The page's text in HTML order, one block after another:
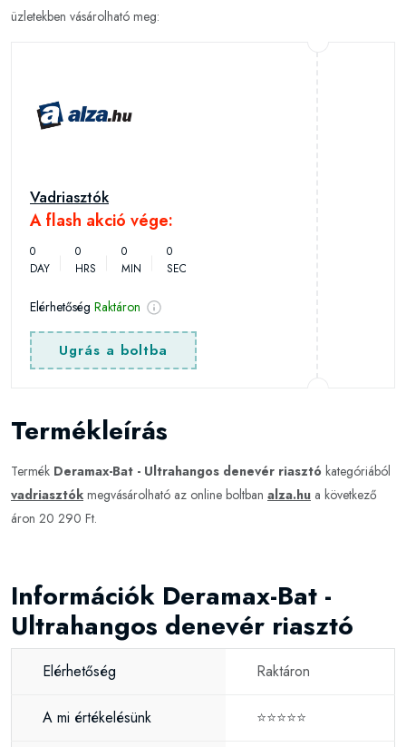
üzletekben vásárolható meg:
Vadriasztók
A flash akció vége:
0
DAY
0
HRS
0
MIN
0
SEC
Elérhetőség Raktáron
Ugrás a boltba
Termékleírás
Termék Deramax-Bat - Ultrahangos denevér riasztó kategóriából
vadriasztók megvásárolható az online boltban alza.hu a következő
áron 20 290 Ft.
Információk Deramax-Bat -
Ultrahangos denevér riasztó
Elérhetőség Raktáron
A mi értékelésünk ⭐⭐⭐⭐⭐